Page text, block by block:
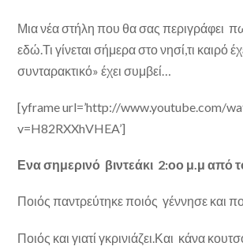
Μια νέα στήλη που θα σας περιγράφει
εδώ.Τι γίνεται σήμερα στο νησί,τι καιρό
συνταρακτικό» έχει συμβεί…
[yframe url=’http://www.youtube.com/
v=H82RXXhVHEA’]
Ενα σημερινό βιντεάκι 2:οο μ.μ από
Ποιός παντρεύτηκε ποιός γέννησε και
Ποιός και γιατί γκρινιάζει.Και κάνα